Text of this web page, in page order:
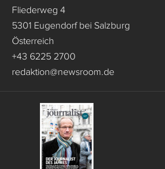
Fliederweg 4
5301 Eugendorf bei Salzburg
Österreich
+43 6225 2700
redaktion@newsroom.de